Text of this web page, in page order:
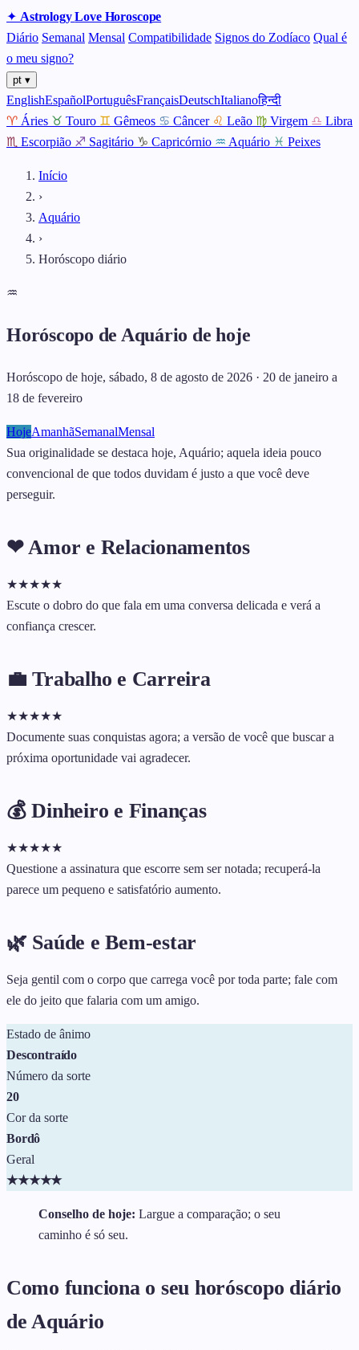
✦ AstrologyLoveHoroscope
Diário Semanal Mensal Compatibilidade Signos do Zodíaco Qual é
o meu signo?
pt ▾
EnglishEspañolPortuguêsFrançaisDeutschItalianoहिन्दी
♈ Áries ♉ Touro ♊ Gêmeos ♋ Câncer ♌ Leão ♍ Virgem ♎ Libra
♏ Escorpião ♐ Sagitário ♑ Capricórnio ♒ Aquário ♓ Peixes
Início
›
Aquário
›
Horóscopo diário
♒
Horóscopo de Aquário de hoje
Horóscopo de hoje, sábado, 8 de agosto de 2026 · 20 de janeiro a
18 de fevereiro
HojeAmanhãSemanalMensal
Sua originalidade se destaca hoje, Aquário; aquela ideia pouco
convencional de que todos duvidam é justo a que você deve
perseguir.
❤ Amor e Relacionamentos
★★★★★
Escute o dobro do que fala em uma conversa delicada e verá a
confiança crescer.
💼 Trabalho e Carreira
★★★★★
Documente suas conquistas agora; a versão de você que buscar a
próxima oportunidade vai agradecer.
💰 Dinheiro e Finanças
★★★★★
Questione a assinatura que escorre sem ser notada; recuperá-la
parece um pequeno e satisfatório aumento.
🌿 Saúde e Bem-estar
Seja gentil com o corpo que carrega você por toda parte; fale com
ele do jeito que falaria com um amigo.
Estado de ânimo
Descontraído
Número da sorte
20
Cor da sorte
Bordô
Geral
★★★★★
Conselho de hoje: Largue a comparação; o seu
caminho é só seu.
Como funciona o seu horóscopo diário
de Aquário